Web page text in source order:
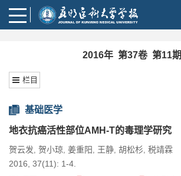
2016年 第37卷 第11期
栏目
基础医学
地衣抗癌活性部位AMH-T的毒理学研究
贺云发, 贺小琼, 姜重阳 , 王静, 胡松杉, 税靖霖
2016, 37(11): 1-4.